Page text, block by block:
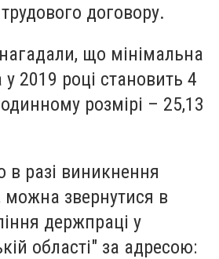
договору.
що мінімальна
у 2019 році становить 4
розмірі – 25,13
разі виникнення
можна звернутися в
держпраці у
області" за адресою: